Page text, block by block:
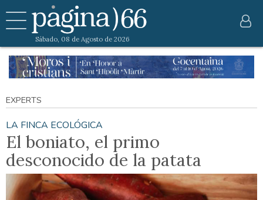
Sábado, 08 de Agosto de 2026
EXPERTS
LA FINCA ECOLÓGICA
El boniato, el primo
desconocido de la patata